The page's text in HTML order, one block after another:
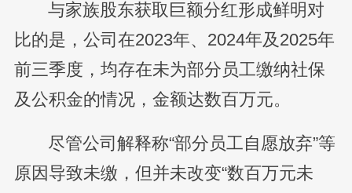
与家族股东获取巨额分红形成鲜明对
比的是，公司在2023年、2024年及2025年
前三季度，均存在未为部分员工缴纳社保
及公积金的情况，金额达数百万元。
尽管公司解释称“部分员工自愿放弃”等
原因导致未缴，但并未改变“数百万元未